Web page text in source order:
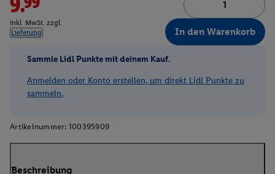
inkl. MwSt. zzgl.
Lieferung
In den Warenkorb
Sammle Lidl Punkte mit deinem Kauf.
Anmelden oder Konto erstellen, um direkt Lidl Punkte zu
sammeln.
Artikelnummer: 100395909
Beschreibung